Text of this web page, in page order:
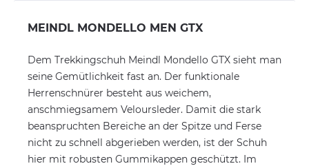
MEINDL MONDELLO MEN GTX
Dem Trekkingschuh Meindl Mondello GTX sieht man
seine Gemütlichkeit fast an. Der funktionale
Herrenschnürer besteht aus weichem,
anschmiegsamem Veloursleder. Damit die stark
beanspruchten Bereiche an der Spitze und Ferse
nicht zu schnell abgerieben werden, ist der Schuh
hier mit robusten Gummikappen geschützt. Im